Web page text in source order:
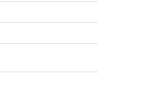
りください()*.゜
いませ。